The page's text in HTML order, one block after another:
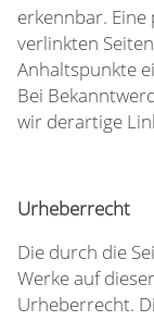
erkennbar.
verlinkten
Anhaltspunkte
Bei
wir derartige
Urheberrecht
Die durch die
Werke auf
Urheberrecht.